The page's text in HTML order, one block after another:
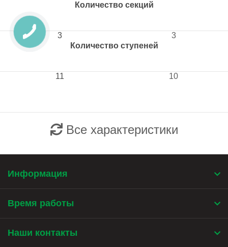
Количество секций
Количество ступеней
3
11
3
10
Все характеристики
Информация
Время работы
Наши контакты